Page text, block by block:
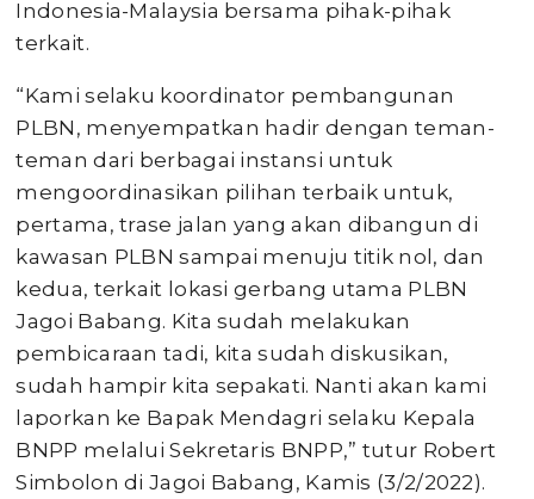
Indonesia-Malaysia bersama pihak-pihak
terkait.
“Kami selaku koordinator pembangunan
PLBN, menyempatkan hadir dengan teman-
teman dari berbagai instansi untuk
mengoordinasikan pilihan terbaik untuk,
pertama, trase jalan yang akan dibangun di
kawasan PLBN sampai menuju titik nol, dan
kedua, terkait lokasi gerbang utama PLBN
Jagoi Babang. Kita sudah melakukan
pembicaraan tadi, kita sudah diskusikan,
sudah hampir kita sepakati. Nanti akan kami
laporkan ke Bapak Mendagri selaku Kepala
BNPP melalui Sekretaris BNPP,” tutur Robert
Simbolon di Jagoi Babang, Kamis (3/2/2022).